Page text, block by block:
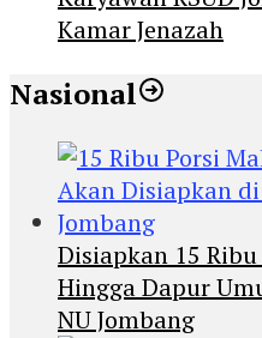
Kamar Jenazah
Nasional
Disiapkan 15
Hingga Dapur
NU Jombang